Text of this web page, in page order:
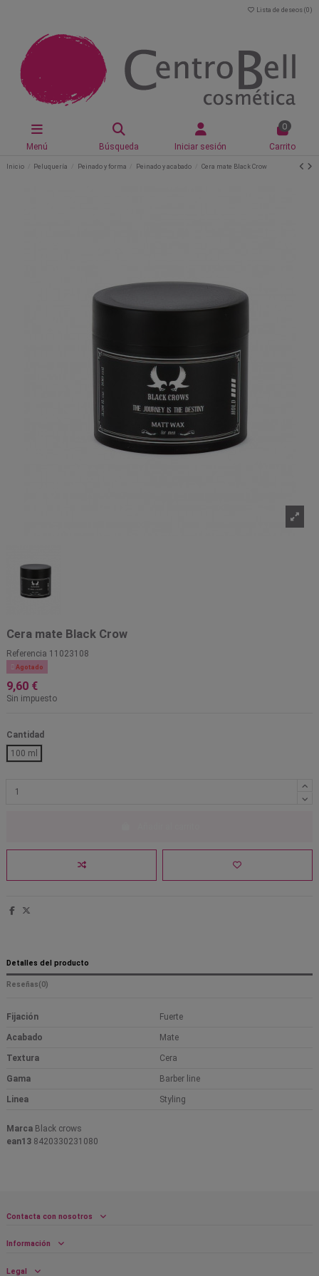
Lista de deseos (0 )
Menú Búsqueda Iniciar sesión
0
Carrito
Inicio Peluquería Peinado y forma Peinado y acabado Cera mate Black Crow
Cera mate Black Crow
Referencia 11023108
 Agotado
9,60 €
Sin impuesto
Cantidad
100 ml
Detalles del producto
Reseñas(0)
Fijación Fuerte
Acabado Mate
Textura Cera
Gama Barber line
Linea Styling
Marca Black crows
ean13 8420330231080
Contacta con nosotros
Información
Legal